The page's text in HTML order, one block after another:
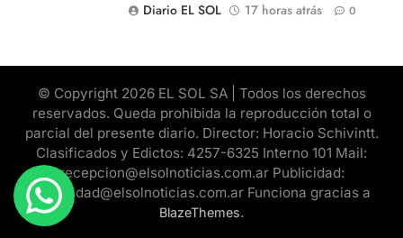
Diario EL SOL
17 horas atrás 0
© Copyright 2026 EL SOL SA | Todos los derechos
reservados. Queda prohibida la reproducción total o
parcial del presente diario. Director: Horacio Schivintt.
Clasificados y Edictos: 4257-6325 Interno 101 Mail:
recepcion@elsolnoticias.com.ar Publicidad:
publicidad@elsolnoticias.com.ar Funciona gracias a
BlazeThemes.